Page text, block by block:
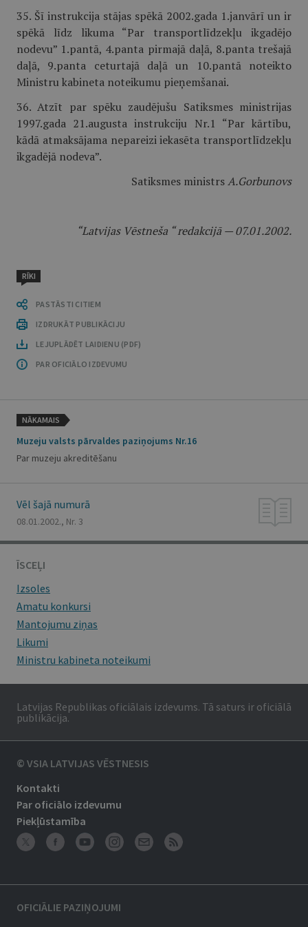
35. Šī instrukcija stājas spēkā 2002.gada 1.janvārī un ir
spēkā līdz likuma “Par transportlīdzekļu ikgadējo
nodevu” 1.pantā, 4.panta pirmajā daļā, 8.panta trešajā
daļā, 9.panta ceturtajā daļā un 10.pantā noteikto
Ministru kabineta noteikumu pieņemšanai.
36. Atzīt par spēku zaudējušu Satiksmes ministrijas
1997.gada 21.augusta instrukciju Nr.1 “Par kārtību,
kādā atmaksājama nepareizi iekasēta transportlīdzekļu
ikgadējā nodeva”.
Satiksmes ministrsA.Gorbunovs
“Latvijas Vēstneša “ redakcijā — 07.01.2002.
RĪKI
PASTĀSTI CITIEM
IZDRUKĀT PUBLIKĀCIJU
LEJUPLĀDĒT LAIDIENU (PDF)
PAR OFICIĀLO IZDEVUMU
NĀKAMAIS
Muzeju valsts pārvaldes paziņojums Nr.16
Par muzeju akreditēšanu
Vēl šajā numurā
08.01.2002., Nr. 3
ĪSCEĻI
Izsoles
Amatu konkursi
Mantojumu ziņas
Likumi
Ministru kabineta noteikumi
Latvijas Republikas oficiālais izdevums. Tā saturs ir oficiālā
publikācija.
© VSIA LATVIJAS VĒSTNESIS
Kontakti
Par oficiālo izdevumu
Piekļūstamība
OFICIĀLIE PAZIŅOJUMI